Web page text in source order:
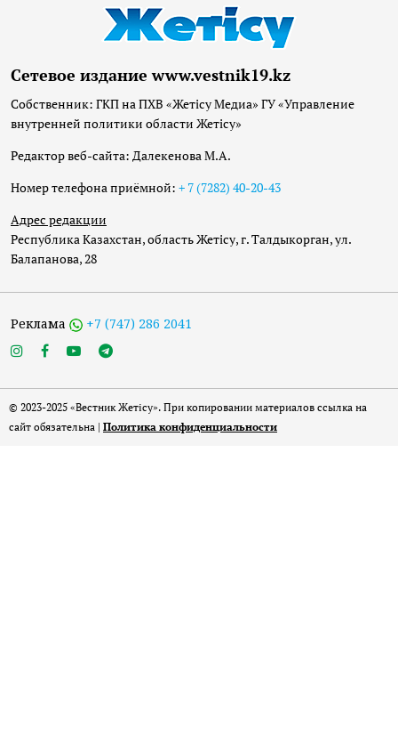
Сетевое издание www.vestnik19.kz
Собственник: ГКП на ПХВ «Жетісу Медиа» ГУ «Управление
внутренней политики области Жетісу»
Редактор веб-сайта: Далекенова М.А.
Номер телефона приёмной: + 7 (7282) 40-20-43
Адрес редакции
Республика Казахстан, область Жетісу, г. Талдыкорган, ул.
Балапанова, 28
Реклама +7 (747) 286 2041
© 2023-2025 «Вестник Жетісу». При копировании материалов ссылка на
сайт обязательна | Политика конфиденциальности